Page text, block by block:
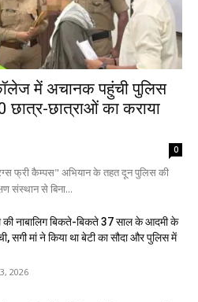
में अचानक पहुंची पुलिस
छात्र-छात्राओं का कराया
0
फ्री कैम्पस" अभियान के तहत दून पुलिस की
संस्थान से बिना...
की नाबालिग बिकते-बिकते 37 साल के आदमी के
सगी मां ने किया था बेटी का सौदा और पुलिस में
2026